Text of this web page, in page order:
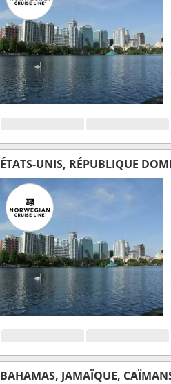
ÉTATS-UNIS, RÉPUBLIQUE
BAHAMAS, JAMAÏQUE,